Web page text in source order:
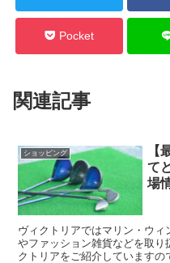
Pocket
関連記事
ショッピング
【
て
場
ヴィクトリアではマリン・ウ
やファッション雑貨などを取り
クトリアをご紹介していますので、